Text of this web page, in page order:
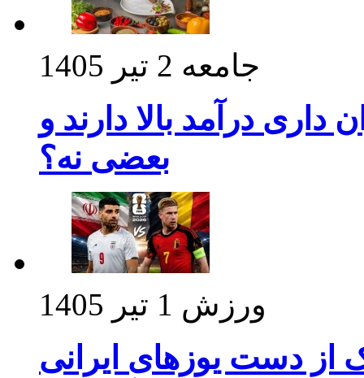
جامعه 2 تیر 1405
درآمد بالا دارند و
بعضی نه؟
ورزش 1 تیر 1405
از دست یوزهای ایرانی